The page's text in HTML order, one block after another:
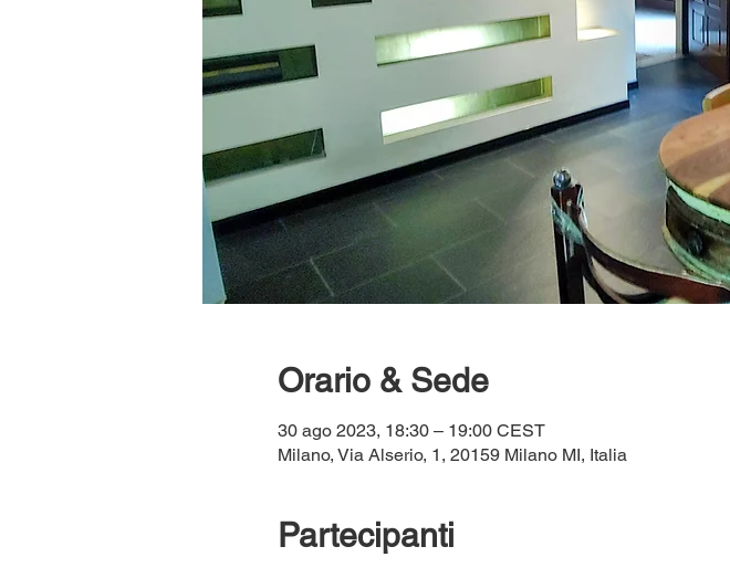
Orario & Sede
30 ago 2023, 18:30 – 19:00 CEST
Milano, Via Alserio, 1, 20159 Milano MI, Italia
Partecipanti